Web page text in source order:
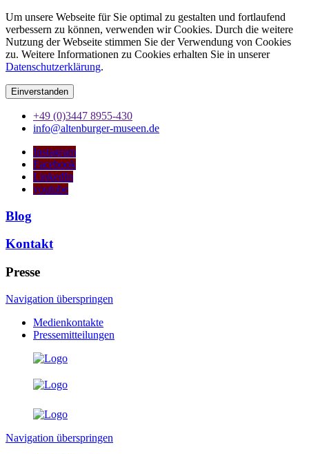
Um unsere Webseite für Sie optimal zu gestalten und fortlaufend
verbessern zu können, verwenden wir Cookies. Durch die weitere
Nutzung der Webseite stimmen Sie der Verwendung von Cookies
zu. Weitere Informationen zu Cookies erhalten Sie in unserer
Datenschutzerklärung.
Einverstanden
+49 (0)3447 8955-430
info@altenburger-museen.de
Instagram
Facebook
LinkedIn
youtube
Blog
Kontakt
Presse
Navigation überspringen
Medienkontakte
Pressemitteilungen
Navigation überspringen